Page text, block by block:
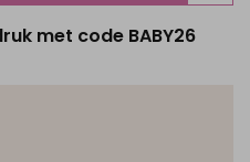
met code BABY26